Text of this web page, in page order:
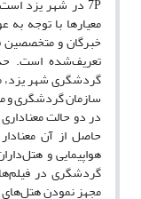
معیارها با توجه به
خبرگان و
گردشگری شهر یزد،
سازمان گردشگری و
در دو حالت
حاصل از آن
هواپیمایی و
گردشگری در
مجهز نمودن